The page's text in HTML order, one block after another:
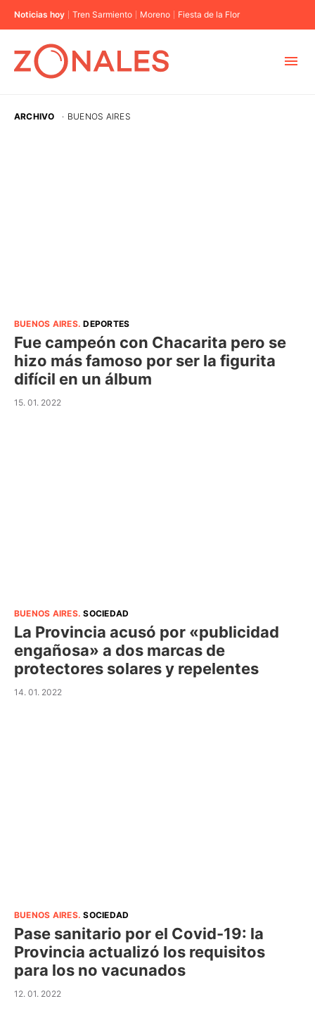
Noticias hoy Tren Sarmiento Moreno Fiesta de la Flor
ARCHIVO · BUENOS AIRES
BUENOS AIRES.DEPORTES
Fue campeón con Chacarita pero se
hizo más famoso por ser la figurita
difícil en un álbum
15. 01. 2022
BUENOS AIRES.SOCIEDAD
La Provincia acusó por «publicidad
engañosa» a dos marcas de
protectores solares y repelentes
14. 01. 2022
BUENOS AIRES.SOCIEDAD
Pase sanitario por el Covid-19: la
Provincia actualizó los requisitos
para los no vacunados
12. 01. 2022